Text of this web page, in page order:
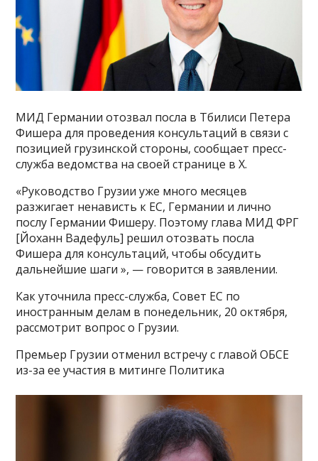
МИД Германии отозвал посла в Тбилиси Петера
Фишера для проведения консультаций в связи с
позицией грузинской стороны, сообщает пресс-
служба ведомства на своей странице в X.
«Руководство Грузии уже много месяцев
разжигает ненависть к ЕС, Германии и лично
послу Германии Фишеру. Поэтому глава МИД ФРГ
[Йоханн Вадефуль] решил отозвать посла
Фишера для консультаций, чтобы обсудить
дальнейшие шаги », — говорится в заявлении.
Как уточнила пресс-служба, Совет ЕС по
иностранным делам в понедельник, 20 октября,
рассмотрит вопрос о Грузии.
Премьер Грузии отменил встречу с главой ОБСЕ
из-за ее участия в митинге Политика